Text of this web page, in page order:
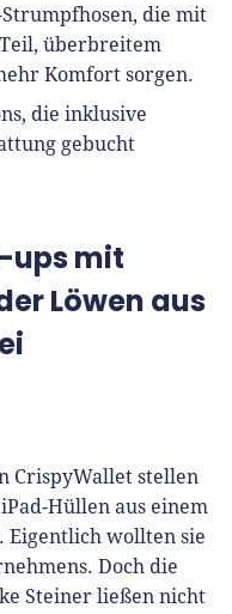
die mit
überbreitem
Komfort sorgen.
die inklusive
gebucht
ups mit
Löwen aus
CrispyWallet stellen
Hüllen aus einem
wollten sie
Doch die
Steiner ließen nicht